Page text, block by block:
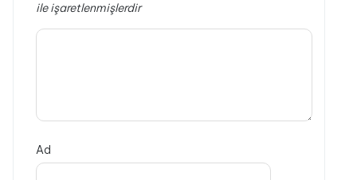
ile işaretlenmişlerdir
Ad